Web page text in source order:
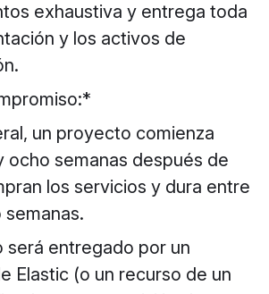
exhaustiva y entrega toda
y los activos de
un proyecto comienza
ocho semanas después de
los servicios y dura entre
semanas.
será entregado por un
Elastic (o un recurso de un